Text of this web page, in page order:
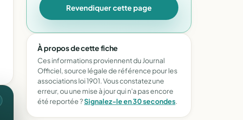
Revendiquer cette page
À propos de cette fiche
Ces informations proviennent du Journal
Officiel, source légale de référence pour les
associations loi 1901. Vous constatez une
erreur, ou une mise à jour qui n'a pas encore
été reportée ?Signalez-le en 30 secondes.